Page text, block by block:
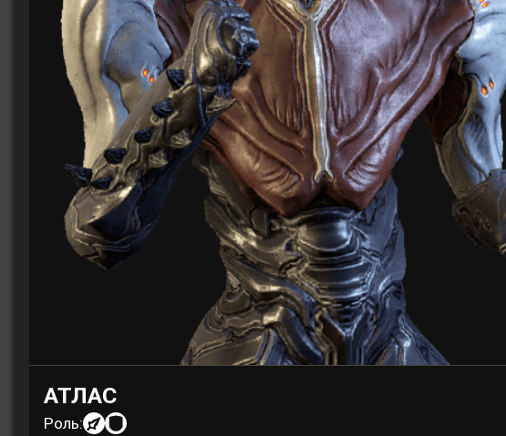
АТЛАС
Роль: